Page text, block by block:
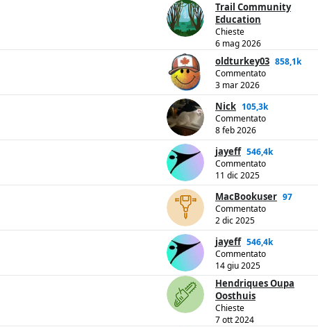
Trail Community
Education
Chieste
6 mag 2026
oldturkey03 858,1k
Commentato
3 mar 2026
Nick 105,3k
Commentato
8 feb 2026
jayeff 546,4k
Commentato
11 dic 2025
MacBookuser 97
Commentato
2 dic 2025
jayeff 546,4k
Commentato
14 giu 2025
Hendriques Oupa
Oosthuis
Chieste
7 ott 2024